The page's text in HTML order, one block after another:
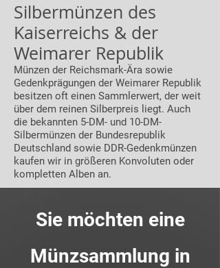
Silbermünzen des
Kaiserreichs & der
Weimarer Republik
Münzen der Reichsmark-Ära sowie
Gedenkprägungen der Weimarer Republik
besitzen oft einen Sammlerwert, der weit
über dem reinen Silberpreis liegt. Auch
die bekannten 5-DM- und 10-DM-
Silbermünzen der Bundesrepublik
Deutschland sowie DDR-Gedenkmünzen
kaufen wir in größeren Konvoluten oder
kompletten Alben an.
Sie möchten eine
Münzsammlung in